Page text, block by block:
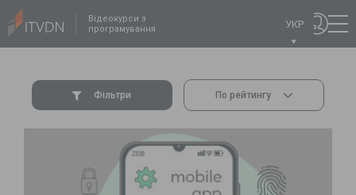
Відеокурси з
програмування
УКР
Фільтри По рейтингу